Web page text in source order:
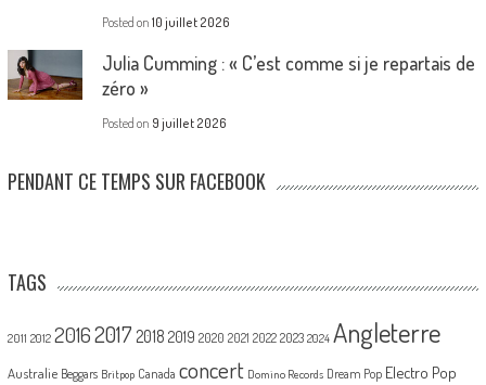
Posted on 10 juillet 2026
Julia Cumming : « C’est comme si je repartais de
zéro »
Posted on 9 juillet 2026
PENDANT CE TEMPS SUR FACEBOOK
TAGS
2011 2012 20162017 2018 2019 2020 2021 2022 2023 2024 Angleterre
Australie Beggars Britpop Canada concert Domino Records Dream Pop Electro Pop